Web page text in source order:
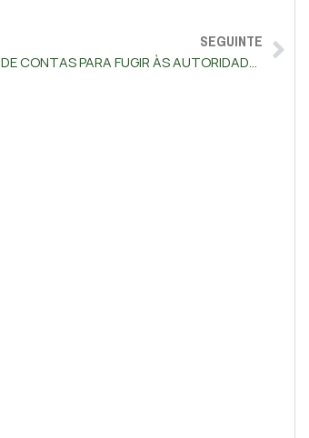
SEGUINTE
MONTENEGRO ESCONDE CONTAS PARA FUGIR ÀS AUTORIDADES